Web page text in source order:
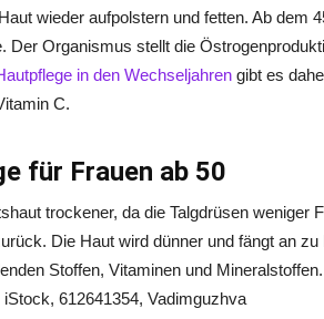
wieder aufpolstern und fetten. Ab dem
Der Organismus stellt die
in den Wechseljahren gibt es
C.
für Frauen ab 50
trockener, da die Talgdrüsen weniger
Die Haut wird dünner und fängt an
Stoffen, Vitaminen und Mineralstoffen.
612641354, Vadimguzhva